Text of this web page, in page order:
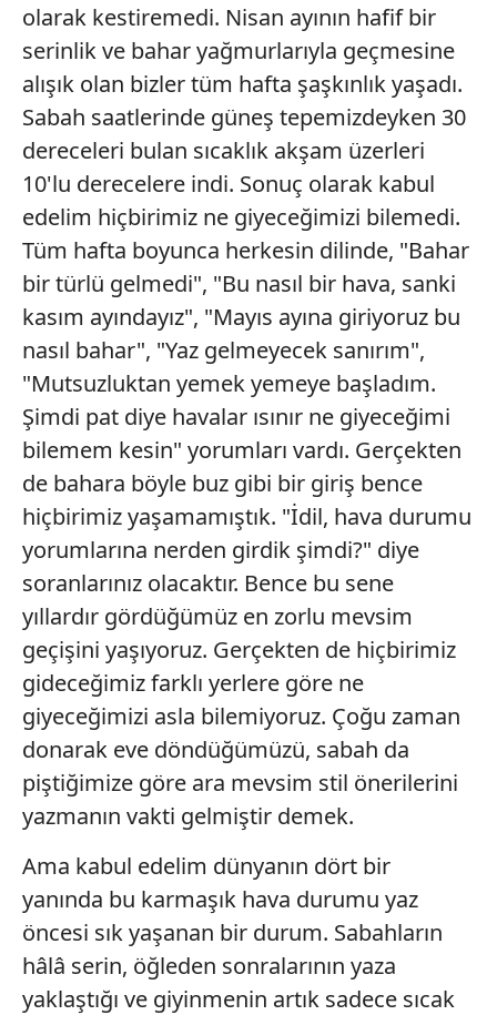
olarak kestiremedi. Nisan ayının hafif bir
serinlik ve bahar yağmurlarıyla geçmesine
alışık olan bizler tüm hafta şaşkınlık yaşadı.
Sabah saatlerinde güneş tepemizdeyken 30
dereceleri bulan sıcaklık akşam üzerleri
10'lu derecelere indi. Sonuç olarak kabul
edelim hiçbirimiz ne giyeceğimizi bilemedi.
Tüm hafta boyunca herkesin dilinde, "Bahar
bir türlü gelmedi", "Bu nasıl bir hava, sanki
kasım ayındayız", "Mayıs ayına giriyoruz bu
nasıl bahar", "Yaz gelmeyecek sanırım",
"Mutsuzluktan yemek yemeye başladım.
Şimdi pat diye havalar ısınır ne giyeceğimi
bilemem kesin" yorumları vardı. Gerçekten
de bahara böyle buz gibi bir giriş bence
hiçbirimiz yaşamamıştık. "İdil, hava durumu
yorumlarına nerden girdik şimdi?" diye
soranlarınız olacaktır. Bence bu sene
yıllardır gördüğümüz en zorlu mevsim
geçişini yaşıyoruz. Gerçekten de hiçbirimiz
gideceğimiz farklı yerlere göre ne
giyeceğimizi asla bilemiyoruz. Çoğu zaman
donarak eve döndüğümüzü, sabah da
piştiğimize göre ara mevsim stil önerilerini
yazmanın vakti gelmiştir demek.
Ama kabul edelim dünyanın dört bir
yanında bu karmaşık hava durumu yaz
öncesi sık yaşanan bir durum. Sabahların
hâlâ serin, öğleden sonralarının yaza
yaklaştığı ve giyinmenin artık sadece sıcak